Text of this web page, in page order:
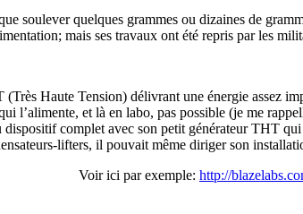
soulever quelques grammes ou dizaines de
mais ses travaux ont été repris par les
Haute Tension) délivrant une énergie assez
l’alimente, et là en labo, pas possible (je me
complet avec son petit générateur THT
lifters, il pouvait même diriger son
Voir ici par exemple: http://